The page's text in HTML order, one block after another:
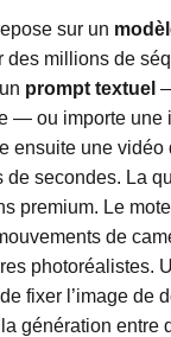
sur un
des millions de
prompt textuel
— ou importe une
ensuite une vidéo
secondes. La
premium. Le
de
photoréalistes.
fixer l’image de
génération entre